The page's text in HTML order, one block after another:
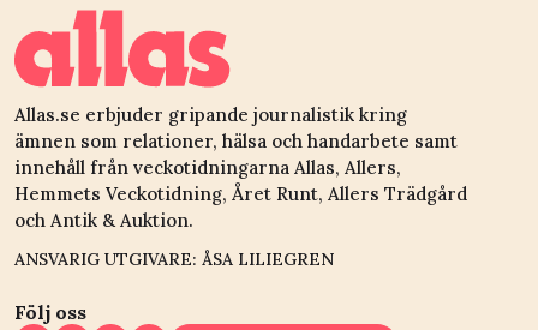
Allas.se erbjuder gripande journalistik kring
ämnen som relationer, hälsa och handarbete samt
innehåll från veckotidningarna Allas, Allers,
Hemmets Veckotidning, Året Runt, Allers Trädgård
och Antik & Auktion.
ANSVARIG UTGIVARE: ÅSA LILIEGREN
Följ oss